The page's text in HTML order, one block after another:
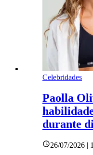
Celebridades
Paolla
durante
26/07/2026 |